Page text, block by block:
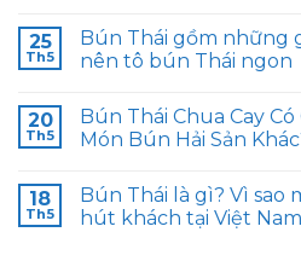
25
Th5
Bún Thái gồm những
nên tô bún Thái ngon
20
Th5
Bún Thái Chua Cay
Món Bún Hải Sản
18
Th5
Bún Thái là gì? Vì sao
hút khách tại Việt